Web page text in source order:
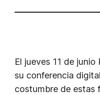
El jueves 11 de
su conferencia
costumbre de estas